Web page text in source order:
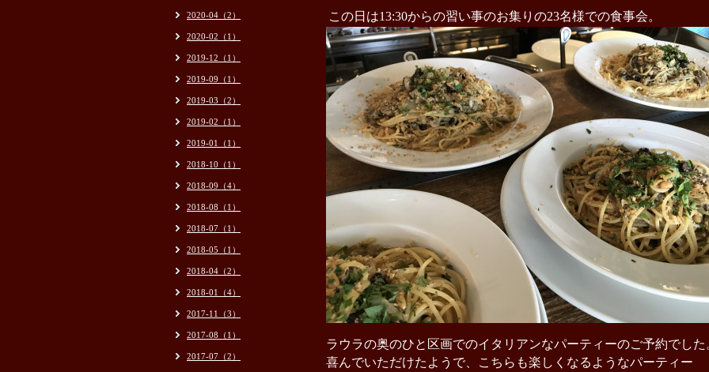
この日は13:30からの習い事のお集りの23名様での食事会。
ラウラの奥のひと区画でのイタリアンなパーティーのご予約でした
喜んでいただけたようで、こちらも楽しくなるようなパーティー
2020-04（2）
2020-02（1）
2019-12（1）
2019-09（1）
2019-03（2）
2019-02（1）
2019-01（1）
2018-10（1）
2018-09（4）
2018-08（1）
2018-07（1）
2018-05（1）
2018-04（2）
2018-01（4）
2017-11（3）
2017-08（1）
2017-07（2）